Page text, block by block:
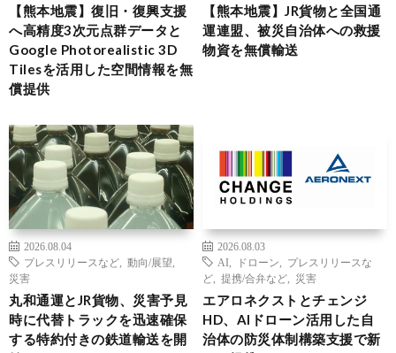
【熊本地震】復旧・復興支援
へ高精度3次元点群データと
Google Photorealistic 3D
Tilesを活用した空間情報を無
償提供
【熊本地震】JR貨物と全国通
運連盟、被災自治体への救援
物資を無償輸送
2026.08.04
プレスリリースなど
動向/展望
災害
丸和通運とJR貨物、災害予見
時に代替トラックを迅速確保
する特約付きの鉄道輸送を開
2026.08.03
AI
ドローン
プレスリリースな
ど
提携/合弁など 災害
エアロネクストとチェンジ
HD、AIドローン活用した自
治体の防災体制構築支援で新